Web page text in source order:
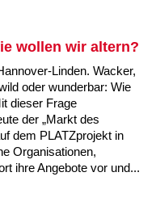
Ratswiese
Straße /
wollen wir altern?
Linden. Wacker,
oder wunderbar: Wie
dieser Frage
der „Markt des
dem PLATZprojekt in
Organisationen,
ihre Angebote vor und...